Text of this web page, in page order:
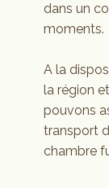
dans un
moments.
A la
la région
pouvons
transport
chambre